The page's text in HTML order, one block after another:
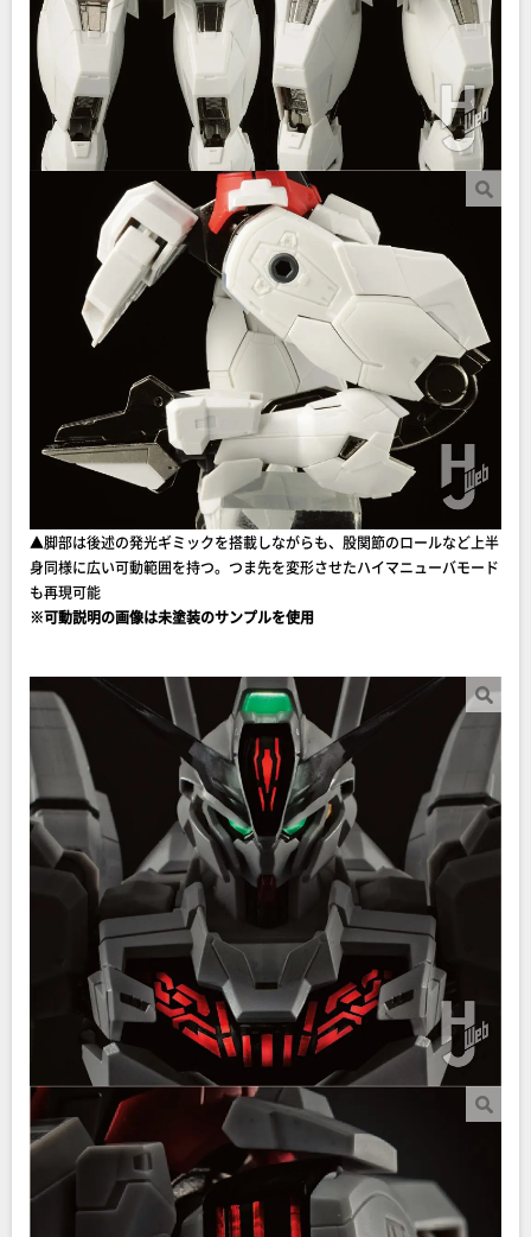
▲脚部は後述の発光ギミックを搭載しながらも、股関節のロールなど上半
身同様に広い可動範囲を持つ。つま先を変形させたハイマニューバモード
も再現可能
※可動説明の画像は未塗装のサンプルを使用